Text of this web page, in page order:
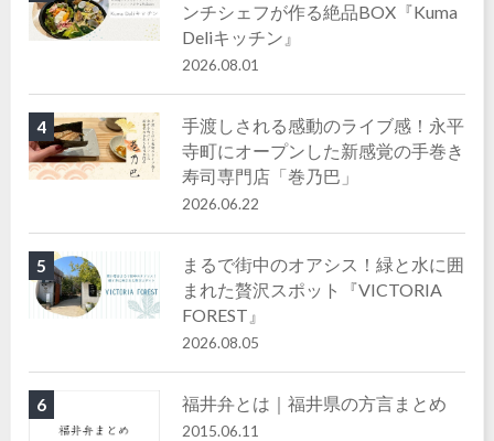
ンチシェフが作る絶品BOX『Kuma
Deliキッチン』
2026.08.01
4
手渡しされる感動のライブ感！永平
寺町にオープンした新感覚の手巻き
寿司専門店「巻乃巴」
2026.06.22
5
まるで街中のオアシス！緑と水に囲
まれた贅沢スポット『VICTORIA
FOREST』
2026.08.05
6 福井弁とは｜福井県の方言まとめ
2015.06.11